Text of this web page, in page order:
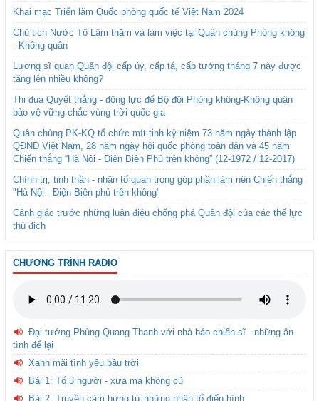
Khai mạc Triển lãm Quốc phòng quốc tế Việt Nam 2024
Chủ tịch Nước Tô Lâm thăm và làm việc tại Quân chủng Phòng không
- Không quân
Lương sĩ quan Quân đội cấp úy, cấp tá, cấp tướng tháng 7 này được
tăng lên nhiều không?
Thi đua Quyết thắng - động lực để Bộ đội Phòng không-Không quân
bảo vệ vững chắc vùng trời quốc gia
Quân chủng PK-KQ tổ chức mít tinh kỷ niệm 73 năm ngày thành lập
QĐND Việt Nam, 28 năm ngày hội quốc phòng toàn dân và 45 năm
Chiến thắng “Hà Nội - Điện Biên Phủ trên không” (12-1972 / 12-2017)
Chính trị, tinh thần - nhân tố quan trọng góp phần làm nên Chiến thắng
"Hà Nội - Điện Biên phủ trên không"
Cảnh giác trước những luận điệu chống phá Quân đội của các thế lực
thù địch
CHƯƠNG TRÌNH RADIO
Đại tướng Phùng Quang Thanh với nhà báo chiến sĩ - những ân
tình để lại
Xanh mãi tình yêu bầu trời
Bài 1: Tổ 3 người - xưa mà không cũ
Bài 2: Truyền cảm hứng từ những nhân tố điển hình